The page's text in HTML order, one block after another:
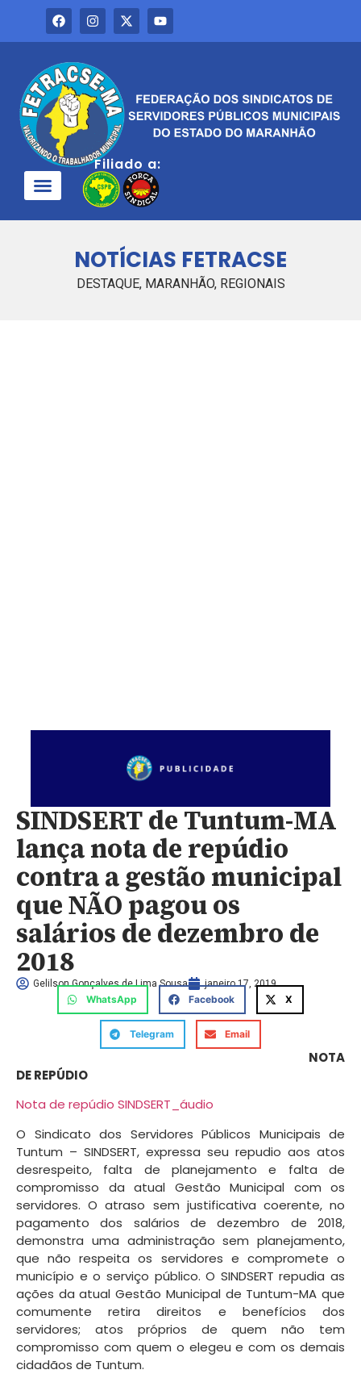
Filiado a:
NOTÍCIAS FETRACSE
DESTAQUE, MARANHÃO, REGIONAIS
SINDSERT de Tuntum-MA
lança nota de repúdio
contra a gestão municipal
que NÃO pagou os
salários de dezembro de
2018
Gelilson Gonçalves de Lima Sousa janeiro 17, 2019
WhatsApp Facebook X
Telegram Email
NOTA
DE REPÚDIO
Nota de repúdio SINDSERT_áudio
O Sindicato dos Servidores Públicos Municipais de
Tuntum – SINDSERT, expressa seu repudio aos atos
desrespeito, falta deplanejamentoe faltade
compromisso da atual Gestão Municipal com os
servidores.Oatraso sem justificativa coerente,no
pagamentodos saláriosdedezembro de2018,
demonstra uma administração sem planejamento,
que nãorespeitaos servidores e comprometeo
município eo serviço público. O SINDSERTrepudia as
ações daatualGestão Municipal de Tuntum-MAque
comumenteretiradireitos e benefíciosdos
servidores; atos próprios dequemnão tem
compromisso com quem o elegeuecom os demais
cidadãos de Tuntum.